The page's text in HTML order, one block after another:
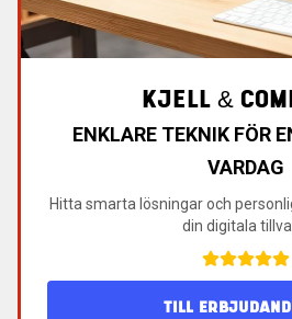
KJELL &
ENKLARE TEKNIK FÖR
VARDAG
Hitta smarta lösningar och
din digitala
TILL